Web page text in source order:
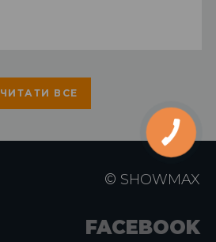
ЧИТАТИ ВСЕ
© SHOWMAX
FACEBOOK